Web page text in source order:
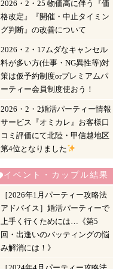
2026・2・25 物価高に伴う『価
格改定』『開催・中止タイミン
グ判断』の改善について
2026・2・17ムダなキャンセル
料が多い方(仕事・NG異性等)対
策は仮予約制度orプレミアムパ
ーティー会員制度使おう！
2026・2・2婚活パーティー情報
サービス『オミカレ』お客様口
コミ評価にて北陸・甲信越地区
第4位となりました
イベント・カップル結果
［2026年1月パーティー攻略法
アドバイス］婚活パーティーで
上手く行くためには…《第5
回・出逢いのバッティングの悩
み解消には！》